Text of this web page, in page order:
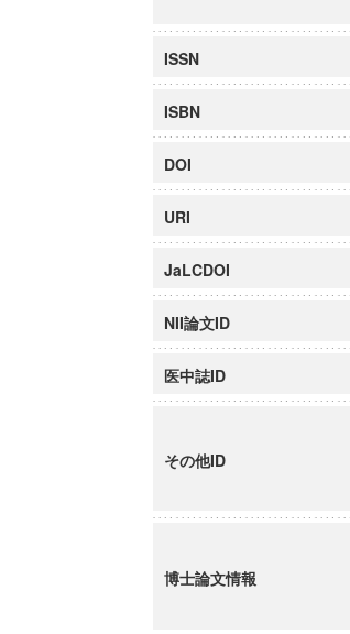
ISSN
ISBN
DOI
URI
JaLCDOI
NII論文ID
医中誌ID
その他ID
博士論文情報